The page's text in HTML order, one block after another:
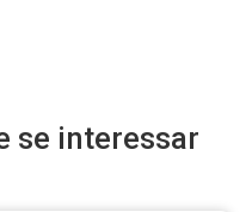
se interessar